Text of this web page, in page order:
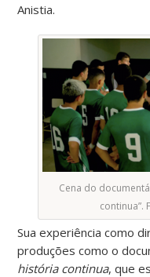
Anistia.
Cena do
continua”.
Sua experiência como
produções como o
história continua, que